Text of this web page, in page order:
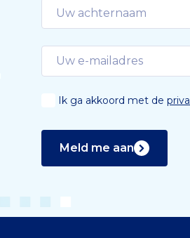
Ik ga akkoord met de
Meld me aan